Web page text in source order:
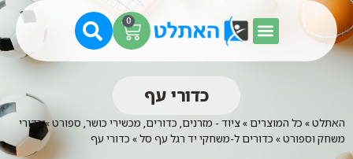
0
כדורי עף
האתלט» כל המוצרים »ציוד - מזרנים, כדורים, מכשירי כושר, ספורט»כדורי
משחק וספורט» כדורים ל-משחקי יד רגל עף סל» כדורי עף